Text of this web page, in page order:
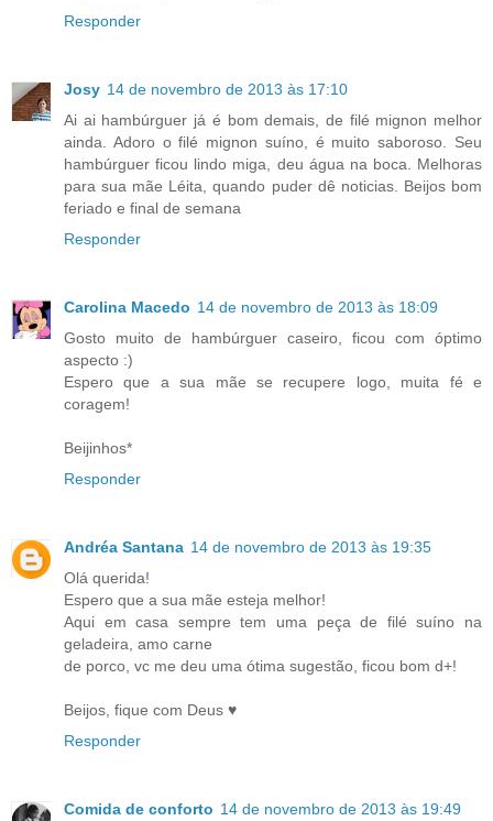
Responder
Josy 14 de novembro de 2013 às 17:10
Ai ai hambúrguer já é bom demais, de filé mignon melhor
ainda. Adoro o filé mignon suíno, é muito saboroso. Seu
hambúrguer ficou lindo miga, deu água na boca. Melhoras
para sua mãe Léita, quando puder dê noticias. Beijos bom
feriado e final de semana
Responder
Carolina Macedo 14 de novembro de 2013 às 18:09
Gosto muito de hambúrguer caseiro, ficou com óptimo
aspecto :)
Espero que a sua mãe se recupere logo, muita fé e
coragem!
Beijinhos*
Responder
Andréa Santana 14 de novembro de 2013 às 19:35
Olá querida!
Espero que a sua mãe esteja melhor!
Aqui em casa sempre tem uma peça de filé suíno na
geladeira, amo carne
de porco, vc me deu uma ótima sugestão, ficou bom d+!
Beijos, fique com Deus ♥
Responder
Comida de conforto 14 de novembro de 2013 às 19:49